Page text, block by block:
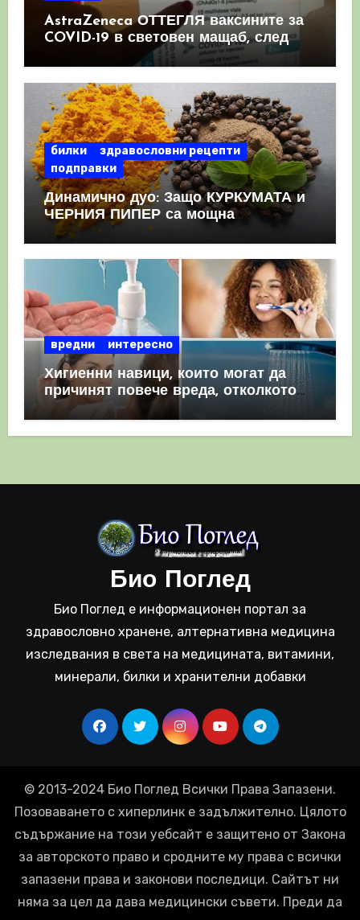
AstraZeneca ОТТЕГЛЯ ваксините за
COVID-19 в световен мащаб, след
като призна, че те причиняват
билки
здравословни рецепти
подправки
Динамично дуо: Защо КУРКУМАТА и
ЧЕРНИЯ ПИПЕР са мощна
комбинация
вредни интересно
Хигиенни навици, които могат да
причинят повече вреда, отколкото
полза
Био Поглед
Био Поглед е информационен портал за
здравословно хранене, алтернативна медицина
изследвания в света на медицината, витамини,
минерали, билки и хранителни добавки
© 2013-2024 Био Поглед Всички Права Запазени.
Позоваването с хиперлинк е задължително. Цялото
съдържание на този уебсайт е защитено от Закона
за авторското право и сродните му права с всички
запазени права и законови последици. Сайтът ни
няма за цел да дава медицински съвети. Преди да